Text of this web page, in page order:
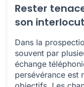
Rester
son
Dans la
souvent par
échange
persévérance est